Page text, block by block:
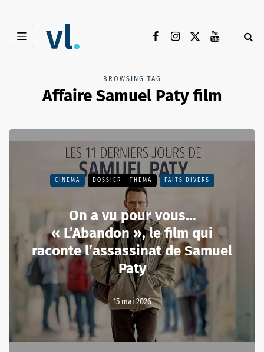
BROWSING TAG
Affaire Samuel Paty film
CINÉMA DOSSIER - THEMA FAITS DIVERS
On a vu pour vous…
« L’Abandon », le film qui
raconte l’assassinat de Samuel
Paty
15 mai 2026